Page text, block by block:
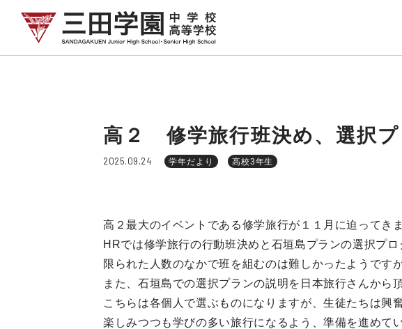
高２ 修学旅行班決め、選択
2025.09.24 学年だより 高校3年生
高２最大のイベントである修学旅行が１１月に迫ってきま
HRでは修学旅行の行動班決めと石垣島プランの選択プロ
限られた人数のなかで班を組むのは難しかったようです
また、石垣島での選択プランの説明を日本旅行さんから
こちらは各個人で選ぶものになりますが、生徒たちは興
楽しみつつも学びの多い旅行になるよう、準備を進めて